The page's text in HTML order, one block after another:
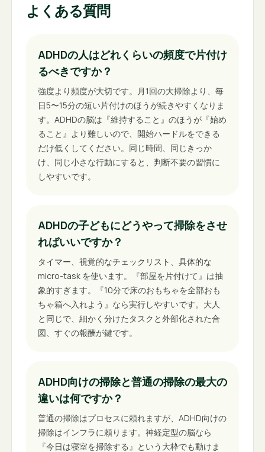
よくある質問
ADHDの人はどれくらいの頻度で片付け
るべきですか？
強度より頻度が大切です。月1回の大掃除より、毎
日5〜15分の短い片付けのほうが続きやすくなりま
す。ADHDの脳は『維持すること』のほうが『始め
ること』より難しいので、開始ハードルをできる
だけ低くしてください。同じ時間、同じきっか
け、同じ小さな行動にすると、判断不要の習慣に
しやすいです。
ADHDの子どもにどうやって掃除をさせ
ればいいですか？
タイマー、視覚的なチェックリスト、具体的な
micro-task を使います。『部屋を片付けて』は抽
象的すぎます。『10分で床のおもちゃを全部おも
ちゃ箱へ入れよう』なら実行しやすいです。大人
と同じで、細かく分けたタスクと外部化された合
図、すぐの報酬が鍵です。
ADHD向けの掃除と普通の掃除の最大の
違いは何ですか？
普通の掃除はプロセスに頼れますが、ADHD向けの
掃除はインフラに頼ります。神経定型の脳なら
『今日は寝室を掃除する』という大枠でも動けま